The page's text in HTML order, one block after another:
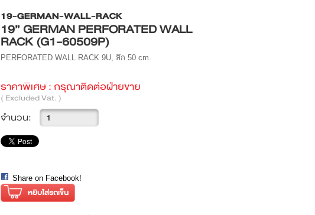
19-GERMAN-WALL-RACK
19” GERMAN PERFORATED WALL
RACK (G1-60509P)
PERFORATED WALL RACK 9U, ลึก 50 cm.
ราคาพิเศษ :กรุณาติดต่อฝ่ายขาย
( Excluded Vat. )
จำนวน:
Share on Facebook!